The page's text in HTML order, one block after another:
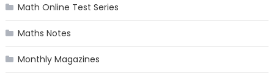
Math Online Test Series
Maths Notes
Monthly Magazines